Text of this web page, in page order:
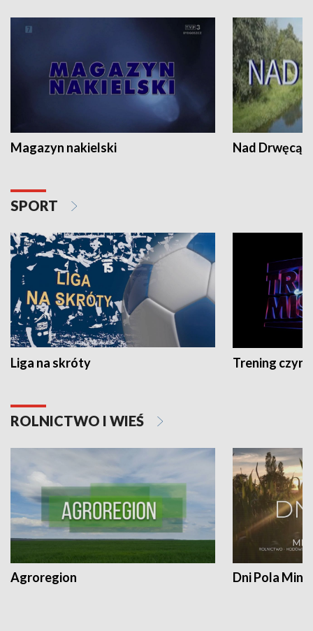
Magazyn nakielski Nad Drwęcą
SPORT
Liga na skróty Trening czyni
ROLNICTWO I WIEŚ
Agroregion Dni Pola